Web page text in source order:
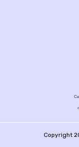
Copyright